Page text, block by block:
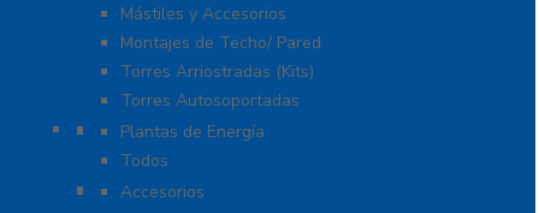
Mástiles y Accesorios
Montajes de Techo/ Pared
Torres Arriostradas (Kits)
Torres Autosoportadas
UPS / Respaldo
Plantas de Energía
Todos
VoIP – Telefonía IP – Videoconferencia
Accesorios